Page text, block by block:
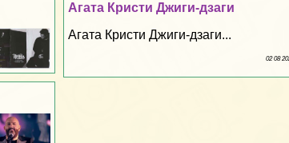
Агата Кристи Джиги-дзаги
Агата Кристи Джиги-дзаги...
02 08